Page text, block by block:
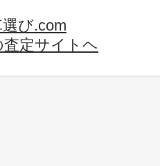
び.com
定サイトヘ